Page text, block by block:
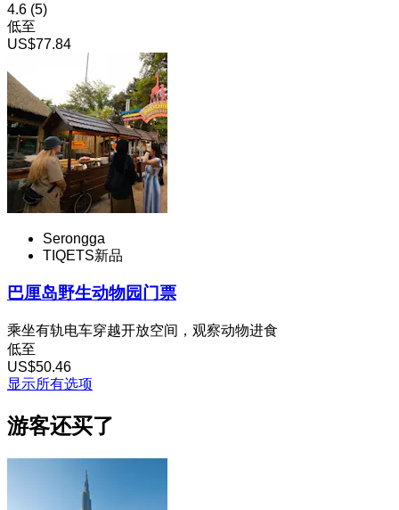
4.6 (5)
低至
US$77.84
Serongga
TIQETS新品
巴厘岛野生动物园门票
乘坐有轨电车穿越开放空间，观察动物进食
低至
US$50.46
显示所有选项
游客还买了